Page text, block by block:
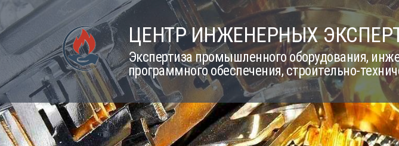
Skip
to
content
ЦЕНТР ИНЖЕНЕРНЫХ
Экспертиза промышленного оборудования,
программного обеспечения, строительно-